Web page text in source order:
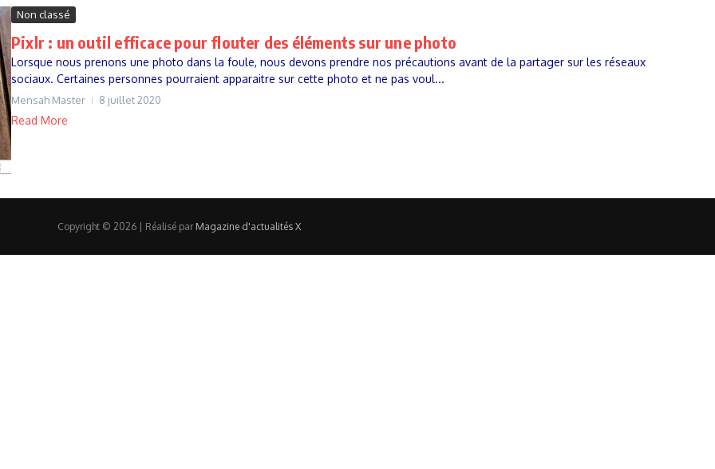
Non classé
Pixlr : un outil efficace pour flouter des éléments sur une photo
Lorsque nous prenons une photo dans la foule, nous devons prendre nos précautions avant de la partager sur les réseaux
sociaux. Certaines personnes pourraient apparaitre sur cette photo et ne pas voul...
Mensah Master 8 juillet 2020
Read More
Copyright © 2026 | Réalisé par Magazine d'actualités X